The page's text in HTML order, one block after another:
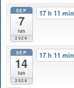
SEP
7
lun
2026
17 h 11 min
SEP
14
lun
2026
17 h 11 min